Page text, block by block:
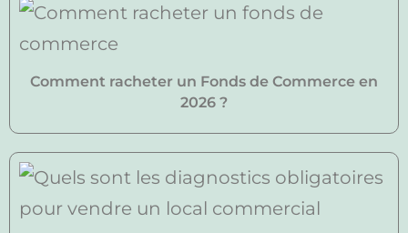
Comment racheter un Fonds de Commerce en
2026 ?